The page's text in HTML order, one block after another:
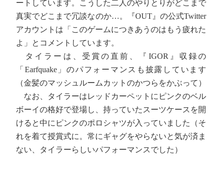
ートしています。こうした二人のやりとりがどこまで
真実でどこまで冗談なのか…。『OUT』の公式Twitter
アカウントは「このゲームにつきあうのはもう疲れた
よ」とコメントしています。
タイラーは、受賞の直前、『IGOR』収録の
「Earfquake」のパフォーマンスも披露しています
（金髪のマッシュルームカットのかつらをかぶって）
なお、タイラーはレッドカーペットにピンクのベル
ボーイの格好で登場し、持っていたスーツケースを開
けると中にピンクのポロシャツが入っていました（そ
れを着て授賞式に。常にギャグをやらないと気が済ま
ない、タイラーらしいパフォーマンスでした）